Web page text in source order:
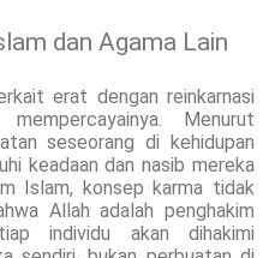
dan Agama Lain
erat dengan reinkarnasi
Menurut
seseorang di kehidupan
keadaan dan nasib mereka
Islam, konsep karma tidak
Allah adalah penghakim
individu akan dihakimi